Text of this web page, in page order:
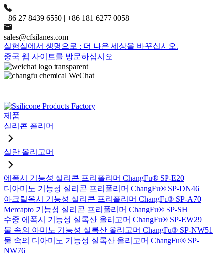
+86 27 8439 6550 | +86 181 6277 0058
sales@cfsilanes.com
실험실에서 생명으로 : 더 나은 세상을 바꾸십시오.
중국 웹 사이트를 방문하십시오
제품
실리콘 폴리머
실란 올리고머
에폭시 기능성 실리콘 프리폴리머 ChangFu® SP-E20
디아미노 기능성 실리콘 프리폴리머 ChangFu® SP-DN46
아크릴옥시 기능성 실리콘 프리폴리머 ChangFu® SP-A70
Mercapto 기능성 실리콘 프리폴리머 ChangFu® SP-SH
수중 에폭시 기능성 실록산 올리고머 ChangFu® SP-EW29
물 속의 아미노 기능성 실록산 올리고머 ChangFu® SP-NW51
물 속의 디아미노 기능성 실록산 올리고머 ChangFu® SP-
NW76